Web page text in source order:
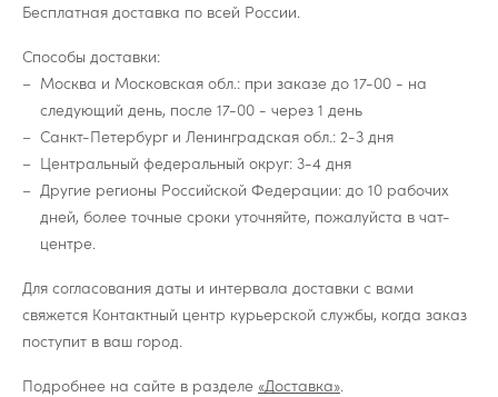
Бесплатная доставка по всей России.
Способы доставки:
Москва и Московская обл.: при заказе до 17-00 - на
следующий день, после 17-00 - через 1 день
Санкт-Петербург и Ленинградская обл.: 2-3 дня
Центральный федеральный округ: 3-4 дня
Другие регионы Российской Федерации: до 10 рабочих
дней, более точные сроки уточняйте, пожалуйста в чат-
центре.
Для согласования даты и интервала доставки с вами
свяжется Контактный центр курьерской службы, когда заказ
поступит в ваш город.
Подробнее на сайте в разделе «Доставка».